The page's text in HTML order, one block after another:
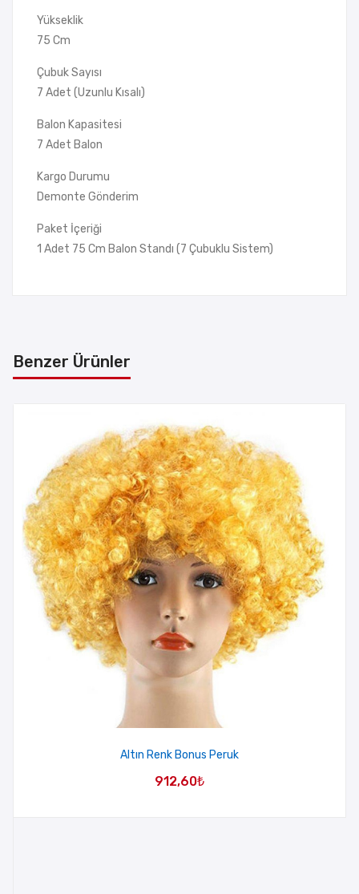
Yükseklik
75 Cm
Çubuk Sayısı
7 Adet (Uzunlu Kısalı)
Balon Kapasitesi
7 Adet Balon
Kargo Durumu
Demonte Gönderim
Paket İçeriği
1 Adet 75 Cm Balon Standı (7 Çubuklu Sistem)
Benzer Ürünler
Altın Renk Bonus Peruk
912,60₺